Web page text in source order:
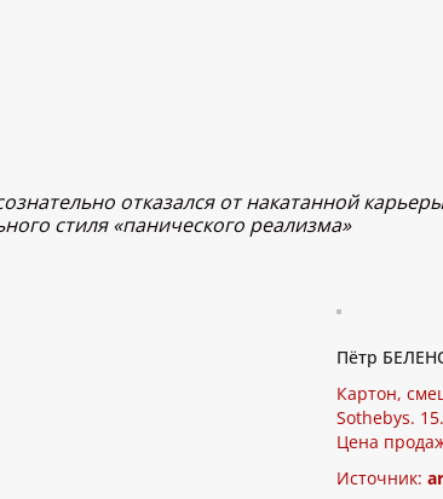
отказался от накатанной
стиля «панического реализма»
Пётр
Картон,
Sothebys.
Цена
Источник: